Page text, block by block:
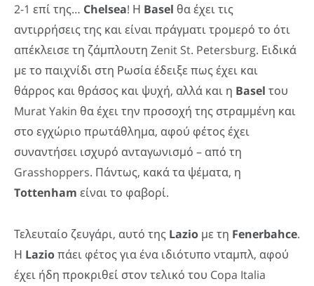
2-1 επί της… Chelsea! Η Basel θα έχει τις
αντιρρήσεις της και είναι πράγματι τρομερό το ότι
απέκλεισε τη ζάμπλουτη Zenit St. Petersburg. Ειδικά
με το παιχνίδι στη Ρωσία έδειξε πως έχει και
θάρρος και θράσος και ψυχή, αλλά και η Basel του
Murat Yakin θα έχει την προσοχή της στραμμένη και
στο εγχώριο πρωτάθλημα, αφού φέτος έχει
συναντήσει ισχυρό ανταγωνισμό – από τη
Grasshoppers. Πάντως, κακά τα ψέματα, η
Tottenham είναι το φαβορί.
Τελευταίο ζευγάρι, αυτό της Lazio με τη Fenerbahce.
Η Lazioπάει φέτος για ένα ιδιότυπο νταμπλ, αφού
έχει ήδη προκριθεί στον τελικό του Copa Italia